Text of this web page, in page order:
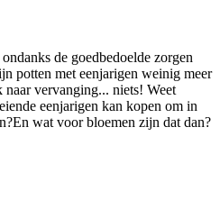
de goedbedoelde zorgen
potten met eenjarigen weinig meer
vervanging... niets! Weet
eenjarigen kan kopen om in
wat voor bloemen zijn dat dan?